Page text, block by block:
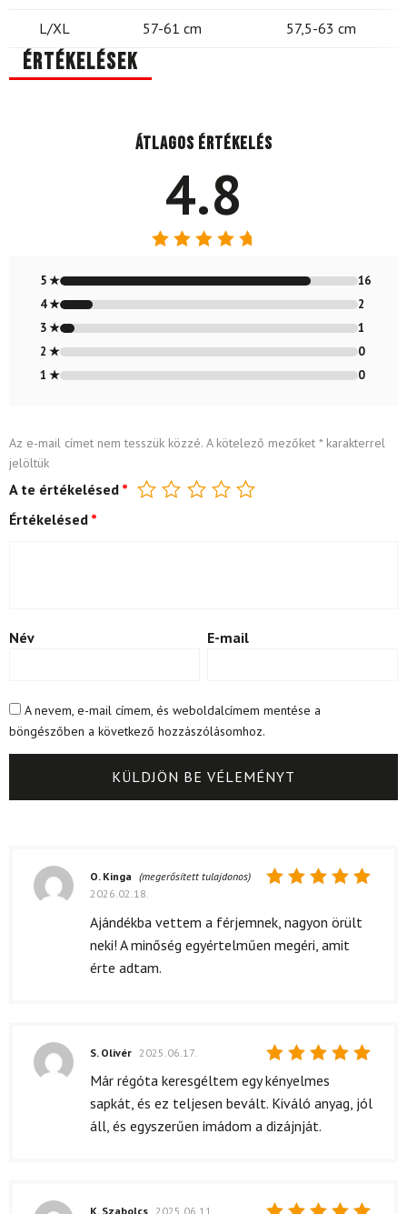
L/XL 57-61 cm 57,5-63 cm
Értékelések
Átlagos értékelés
4.8
4.79/ 5
5 ★
16
4 ★
2
3 ★
1
2 ★
0
1 ★
0
Az e-mail címet nem tesszük közzé. A kötelező mezőket *karakterrel
jelöltük
A te értékelésed *
Értékelésed *
Név E-mail
A nevem, e-mail címem, és weboldalcímem mentése a
böngészőben a következő hozzászólásomhoz.
5 / 5
O. Kinga (megerősített tulajdonos)
2026.02.18.
Ajándékba vettem a férjemnek, nagyon örült
neki! A minőség egyértelműen megéri, amit
érte adtam.
Értékelés:
/ 5
S. Olivér 2025.06.17.
Már régóta keresgéltem egy kényelmes
sapkát, és ez teljesen bevált. Kiváló anyag, jól
áll, és egyszerűen imádom a dizájnját.
K. Szabolcs 2025.06.11.